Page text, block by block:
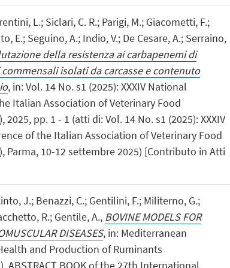
L.; Siclari, C. R.; Parigi, M.; Giacometti, F.;
E.; Seguino, A.; Indio, V.; De Cesare, A.; Serraino,
della resistenza ai carbapenemi di
commensali isolati da carcasse e contenuto
, in: Vol. 14 No. s1 (2025): XXXIV National
Italian Association of Veterinary Food
2025, pp. 1 - 1 (atti di: Vol. 14 No. s1 (2025): XXXIV
of the Italian Association of Veterinary Food
Parma, 10-12 settembre 2025) [Contributo in Atti
J.; Benazzi, C.; Gentilini, F.; Militerno, G.;
R.; Gentile, A., BOVINE MODELS FOR
DISEASES, in: Mediterranean
and Production of Ruminants
ABSTRACT BOOK of the 27th International